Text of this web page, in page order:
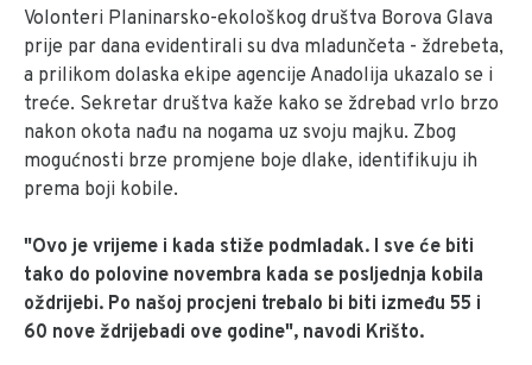
Volonteri Planinarsko-ekološkog društva Borova Glava
prije par dana evidentirali su dva mladunčeta - ždrebeta,
a prilikom dolaska ekipe agencije Anadolija ukazalo se i
treće. Sekretar društva kaže kako se ždrebad vrlo brzo
nakon okota nađu na nogama uz svoju majku. Zbog
mogućnosti brze promjene boje dlake, identifikuju ih
prema boji kobile.
"Ovo je vrijeme i kada stiže podmladak. I sve će biti
tako do polovine novembra kada se posljednja kobila
oždrijebi. Po našoj procjeni trebalo bi biti između 55 i
60 nove ždrijebadi ove godine", navodi Krišto.